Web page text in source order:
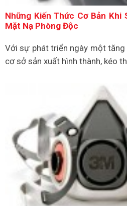
Những Kiến Thức Cơ Bản Khi
Mặt Nạ Phòng Độc
Với sự phát triển ngày một tăng
cơ sở sản xuất hình thành, kéo